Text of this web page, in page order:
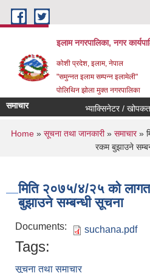
Skip to main content
इलाम नगरपालिका, नगर
कोशी प्रदेश, इलाम, नेपाल
"समुन्नत इलाम सम्पन्न इलामेली"
पोलिथिन झोला मुक्त नगरपालिका
समाचार भ्याक्सिनेटर / खोपकर्ता
You are here
Home » सूचना तथा जानकारी» समाचार»
रकम बुझाउने
मिति २०७५/४/२५ को
बुझाउने सम्बन्धी सूचना
Documents: suchana.pdf
Tags:
सूचना तथा समाचार